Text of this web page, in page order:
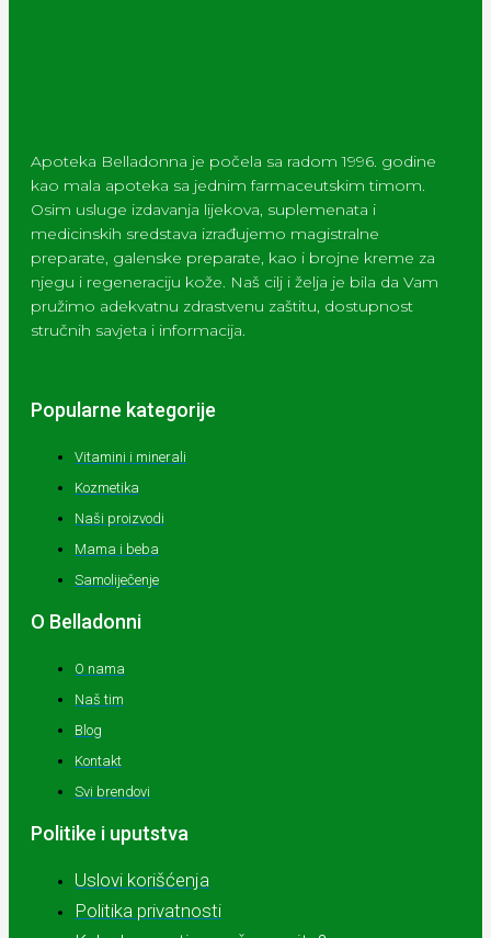
Apoteka Belladonna je počela sa radom 1996. godine
kao mala apoteka sa jednim farmaceutskim timom.
Osim usluge izdavanja lijekova, suplemenata i
medicinskih sredstava izrađujemo magistralne
preparate, galenske preparate, kao i brojne kreme za
njegu i regeneraciju kože. Naš cilj i želja je bila da Vam
pružimo adekvatnu zdrastvenu zaštitu, dostupnost
stručnih savjeta i informacija.
Popularne kategorije
Vitamini i minerali
Kozmetika
Naši proizvodi
Mama i beba
Samoliječenje
O Belladonni
O nama
Naš tim
Blog
Kontakt
Svi brendovi
Politike i uputstva
Uslovi korišćenja
Politika privatnosti